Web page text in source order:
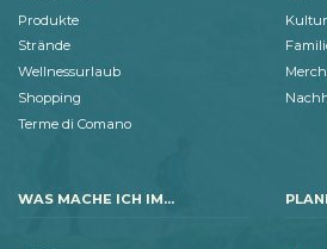
Produkte
Strände
Wellnessurlaub
Shopping
Terme di Comano
Kultur
WAS MACHE ICH IM...